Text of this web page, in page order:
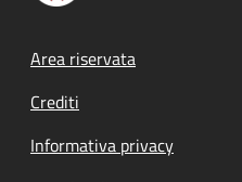
Footer menu
Area riservata
Crediti
Informativa privacy